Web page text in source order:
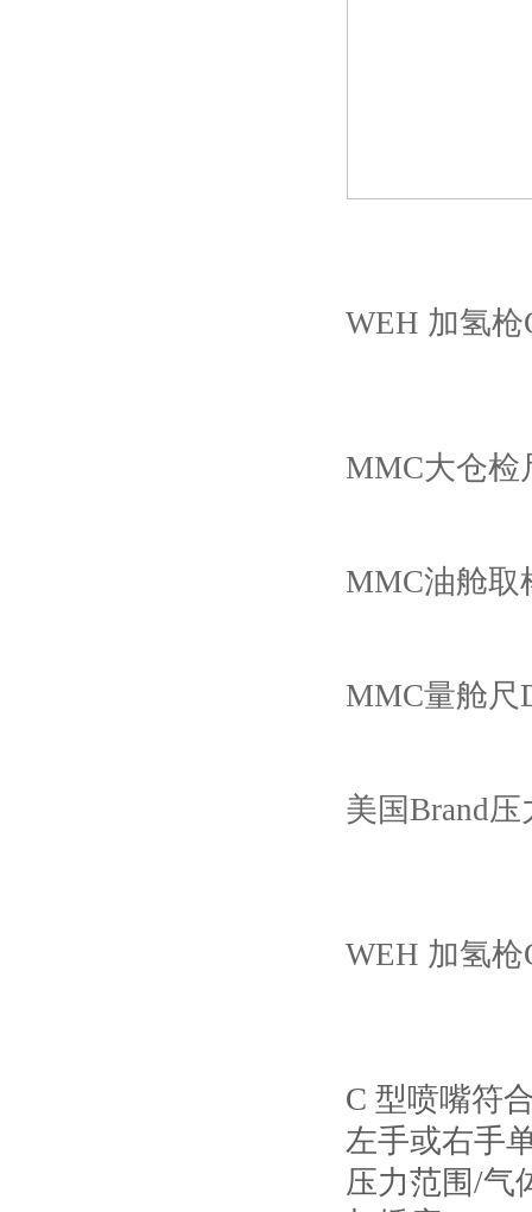
WEH 加氢枪
MMC大仓检
MMC油舱取
MMC量舱尺
美国Brand
WEH 加氢
C 型喷嘴符
左手或右手
压力范围/气